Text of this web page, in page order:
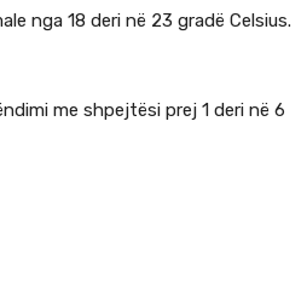
nga 18 deri në 23 gradë Celsius.
me shpejtësi prej 1 deri në 6